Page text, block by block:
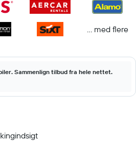
... med flere
Sammenlign tilbud fra hele nettet.